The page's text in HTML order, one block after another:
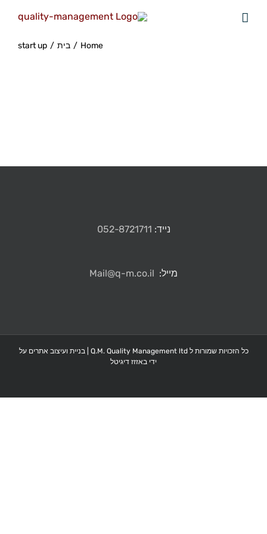
Home
/ בית /
start up
נייד: 052-8721711
מייל: Mail@q-m.co.il
כל הזכויות שמורות ל Q.M. Quality Management ltd |
בניית ועיצוב אתרים על
ידי באזזז דיגיטל